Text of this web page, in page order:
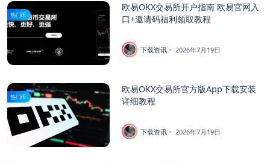
热门币
欧易OKX交易所开户指南 欧易官网入
口+邀请码福利领取教程
下载资讯 2026年7月19日
热门币
欧易OKX交易所官方版App下载安装
详细教程
下载资讯 2026年7月19日